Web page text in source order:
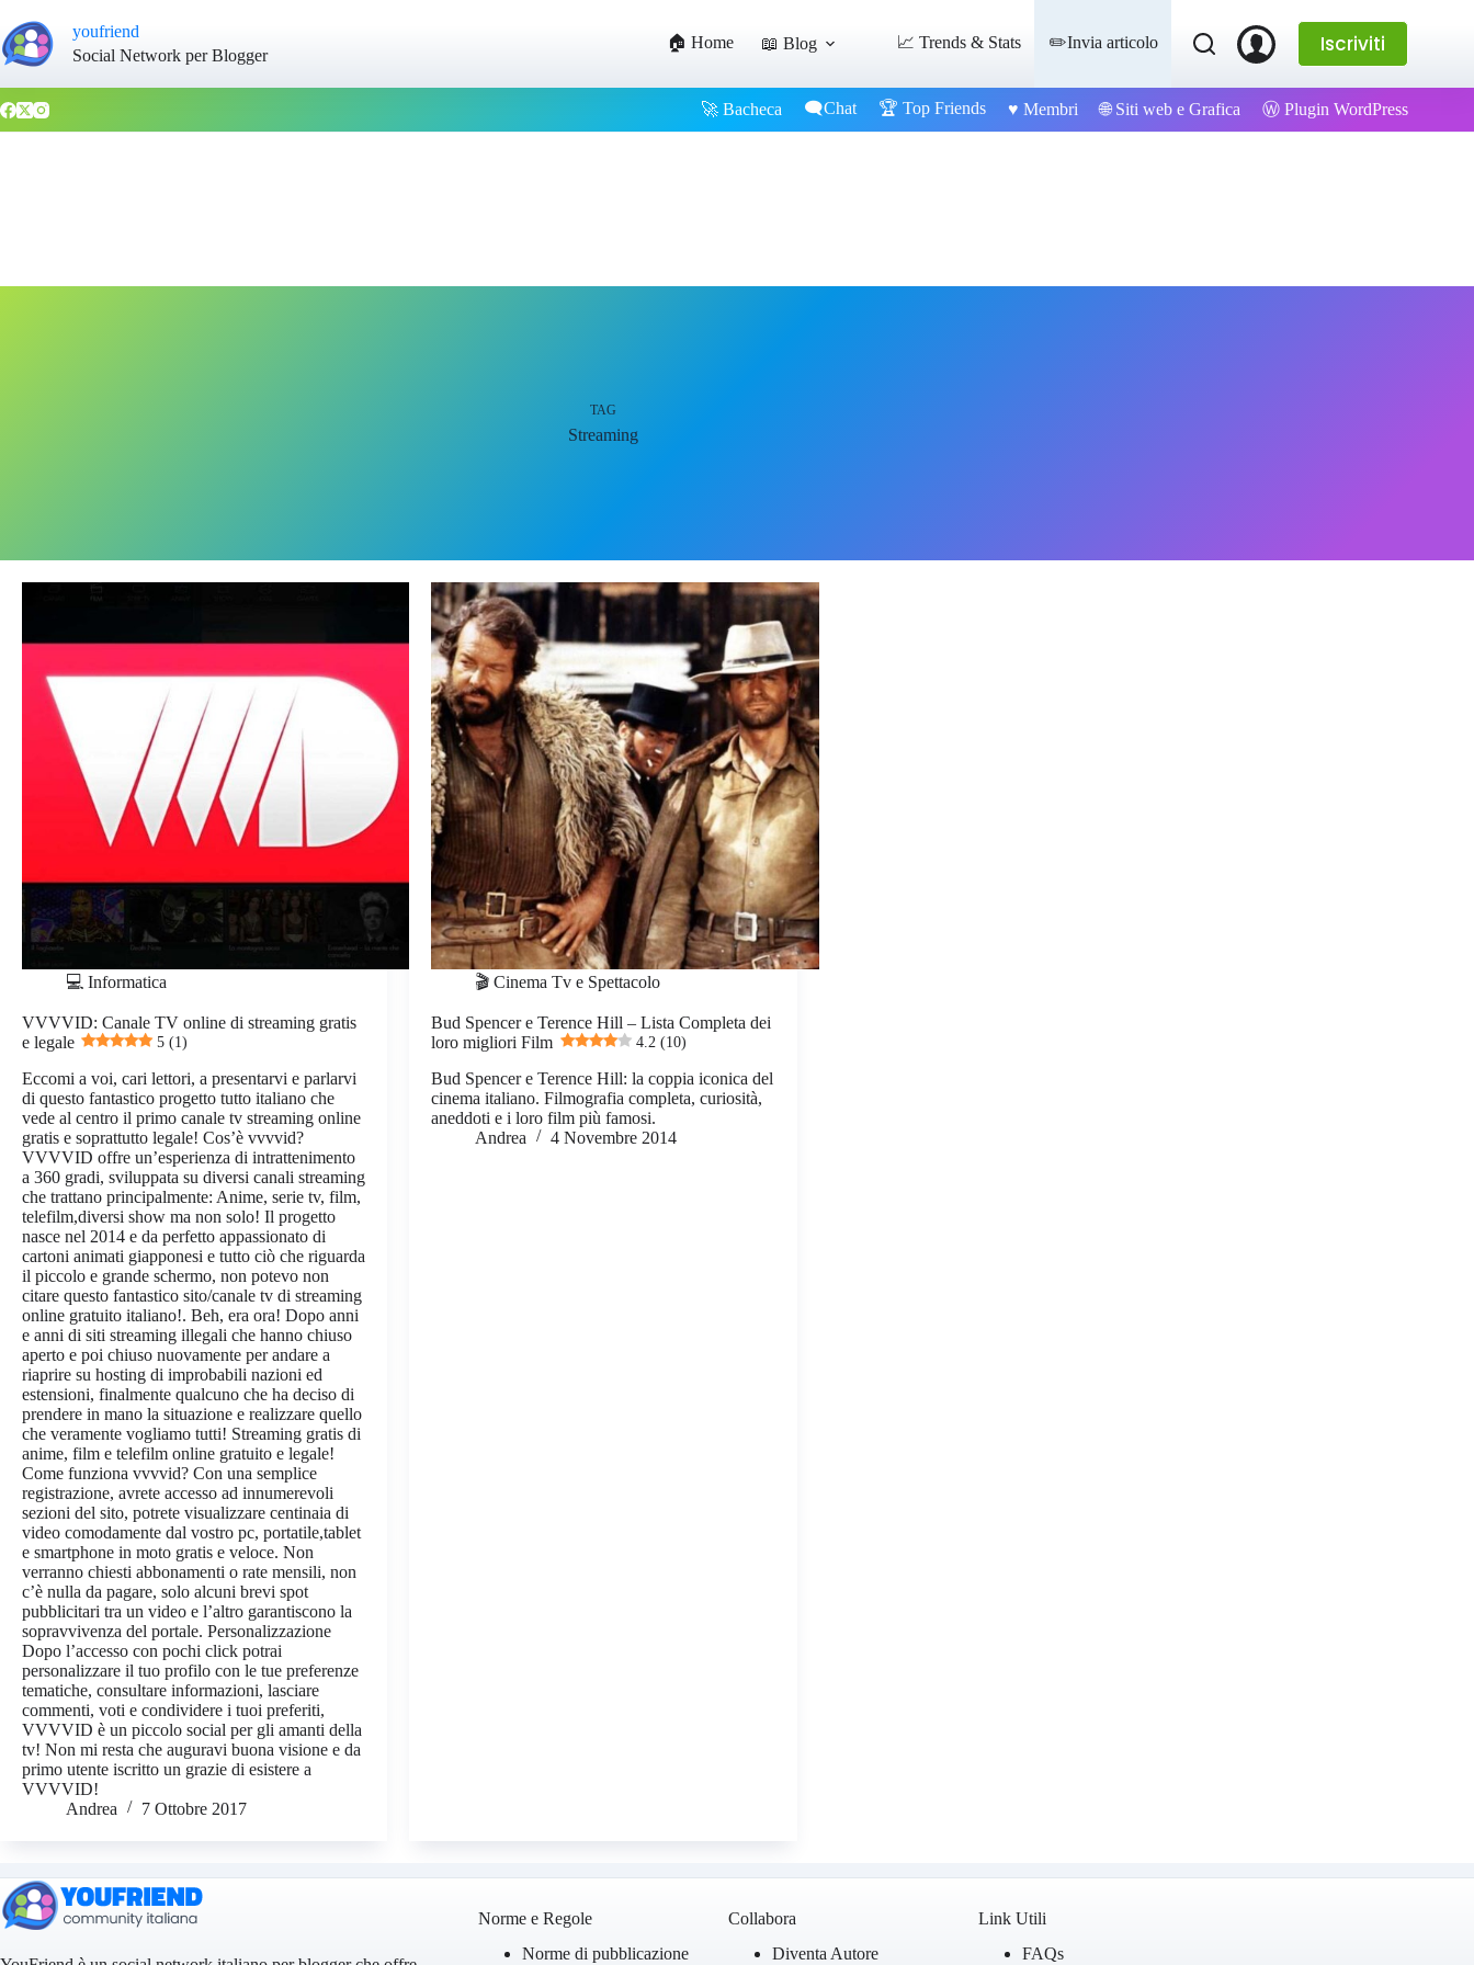
youfriend
Social Network per Blogger
🏠 Home 📖 Blog 📈 Trends & Stats ✏️Invia articolo Iscriviti
🚀 Bacheca 🗨️Chat 🏆 Top Friends ♥️ Membri 🌐 Siti web e Grafica Ⓦ Plugin WordPress
TAG
Streaming
💻 Informatica
VVVVID: Canale TV online di streaming gratis
e legale
5 (1)
Eccomi a voi, cari lettori, a presentarvi e parlarvi
di questo fantastico progetto tutto italiano che
vede al centro il primo canale tv streaming online
gratis e soprattutto legale! Cos’è vvvvid?
VVVVID offre un’esperienza di intrattenimento
a 360 gradi, sviluppata su diversi canali streaming
che trattano principalmente: Anime, serie tv, film,
telefilm,diversi show ma non solo! Il progetto
nasce nel 2014 e da perfetto appassionato di
cartoni animati giapponesi e tutto ciò che riguarda
il piccolo e grande schermo, non potevo non
citare questo fantastico sito/canale tv di streaming
online gratuito italiano!. Beh, era ora! Dopo anni
e anni di siti streaming illegali che hanno chiuso
aperto e poi chiuso nuovamente per andare a
riaprire su hosting di improbabili nazioni ed
estensioni, finalmente qualcuno che ha deciso di
prendere in mano la situazione e realizzare quello
che veramente vogliamo tutti! Streaming gratis di
anime, film e telefilm online gratuito e legale!
Come funziona vvvvid? Con una semplice
registrazione, avrete accesso ad innumerevoli
sezioni del sito, potrete visualizzare centinaia di
video comodamente dal vostro pc, portatile,tablet
e smartphone in moto gratis e veloce. Non
verranno chiesti abbonamenti o rate mensili, non
c’è nulla da pagare, solo alcuni brevi spot
pubblicitari tra un video e l’altro garantiscono la
sopravvivenza del portale. Personalizzazione
Dopo l’accesso con pochi click potrai
personalizzare il tuo profilo con le tue preferenze
tematiche, consultare informazioni, lasciare
commenti, voti e condividere i tuoi preferiti,
VVVVID è un piccolo social per gli amanti della
tv! Non mi resta che auguravi buona visione e da
primo utente iscritto un grazie di esistere a
VVVVID!
Andrea
7 Ottobre 2017
🎬 Cinema Tv e Spettacolo
Bud Spencer e Terence Hill – Lista Completa dei
loro migliori Film
4.2 (10)
Bud Spencer e Terence Hill: la coppia iconica del
cinema italiano. Filmografia completa, curiosità,
aneddoti e i loro film più famosi.
Andrea
4 Novembre 2014
Norme e Regole
Norme di pubblicazione
Collabora
Diventa Autore
Link Utili
FAQs